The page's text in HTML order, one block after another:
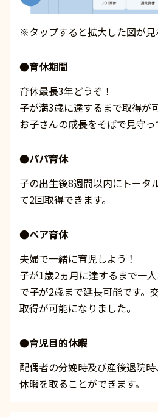
※タップすると拡大した図が見
●育休期間
育休最長3年どうぞ！
子が満3歳に達するまで取得が
お子さんの成長をそばで見守っ
●パパ育休
子の出生後8週間以内にトータ
て2回取得できます。
●ペア育休
夫婦で一緒に育児しよう！
子が1歳2ヵ月に達するまで一
で子が2歳まで延長可能です。
取得が可能になりました。
●育児目的休暇
配偶者の分娩時及び産後退院
休暇を取ることができます。